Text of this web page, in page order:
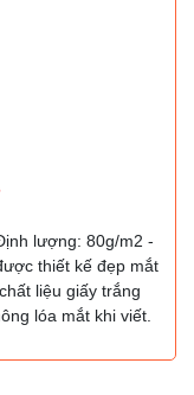
lượng: 80g/m2 -
thiết kế đẹp mắt
liệu giấy trắng
lóa mắt khi viết.